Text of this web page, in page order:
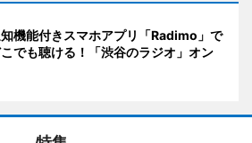
機能付きスマホアプリ「Radimo」で
でも聴ける！「渋谷のラジオ」オン